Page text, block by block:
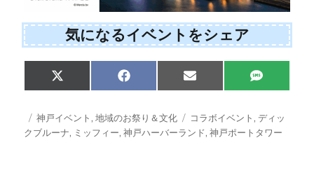
気になるイベントをシェア
Share
on
X
(
w
t
Share
on
F
a
e
b
o
Share
on
E
m
i
l
Share
on
S
M
投
稿
カ
テ
神戸イベント ,地域のお祭り＆文化
タ
グ
コラボイベント ,ディッ
クブルーナ, ミッフィー,神戸ハーバーランド,神戸ポートタワー